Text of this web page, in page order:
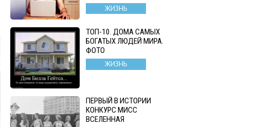
ЖИЗНЬ
ТОП-10. ДОМА САМЫХ
БОГАТЫХ ЛЮДЕЙ МИРА.
ФОТО
ЖИЗНЬ
ПЕРВЫЙ В ИСТОРИИ
КОНКУРС МИСС
ВСЕЛЕННАЯ